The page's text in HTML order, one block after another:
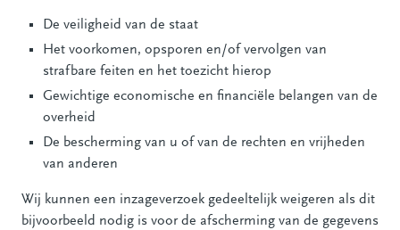
De veiligheid van de staat
Het voorkomen, opsporen en/of vervolgen van
strafbare feiten en het toezicht hierop
Gewichtige economische en financiële belangen van de
overheid
De bescherming van u of van de rechten en vrijheden
van anderen
Wij kunnen een inzageverzoek gedeeltelijk weigeren als dit
bijvoorbeeld nodig is voor de afscherming van de gegevens